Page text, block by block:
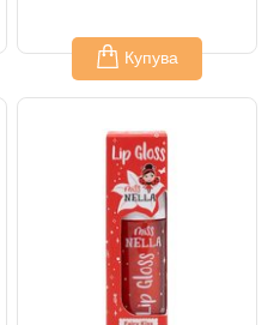
Купува